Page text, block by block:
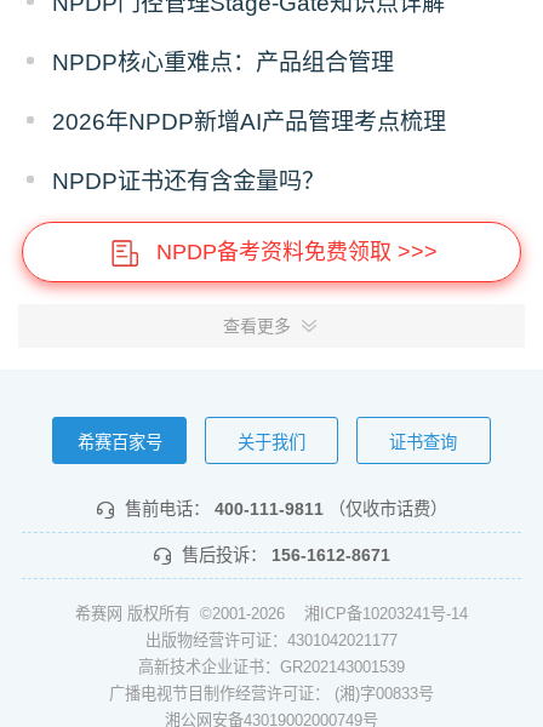
NPDP核心重难点：产品组合管理
2026年NPDP新增AI产品管理考点梳理
NPDP证书还有含金量吗？
NPDP备考资料免费领取 >>>
查看更多
希赛百家号 关于我们 证书查询
售前电话： 400-111-9811 （仅收市话费）
售后投诉： 156-1612-8671
希赛网 版权所有 ©2001-2026 湘ICP备10203241号-14
出版物经营许可证：4301042021177
高新技术企业证书：GR202143001539
广播电视节目制作经营许可证： (湘)字00833号
湘公网安备43019002000749号